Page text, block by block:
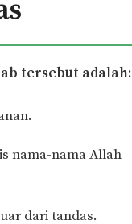
tersebut adalah:
nama-nama Allah
dari tandas.